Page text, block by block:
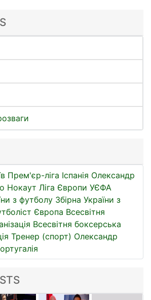
Прем'єр-ліга Іспанія Олександр
Нокаут Ліга Європи УЄФА
з футболу Збірна України з
Європа Всесвітня
Всесвітня боксерська
Тренер (спорт) Олександр